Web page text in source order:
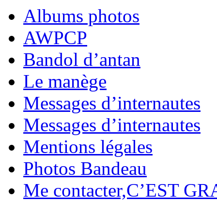
Albums photos
AWPCP
Bandol d’antan
Le manège
Messages d’internautes
Messages d’internautes
Mentions légales
Photos Bandeau
Me contacter,C’EST